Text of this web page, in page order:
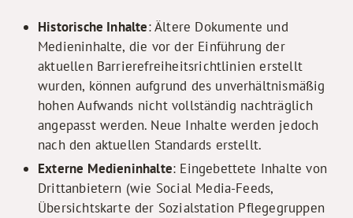
Historische Inhalte: Ältere Dokumente und
Medieninhalte, die vor der Einführung der
aktuellen Barrierefreiheitsrichtlinien erstellt
wurden, können aufgrund des unverhältnismäßig
hohen Aufwands nicht vollständig nachträglich
angepasst werden. Neue Inhalte werden jedoch
nach den aktuellen Standards erstellt.
Externe Medieninhalte: Eingebettete Inhalte von
Drittanbietern (wie Social Media-Feeds,
Übersichtskarte der Sozialstation Pflegegruppen